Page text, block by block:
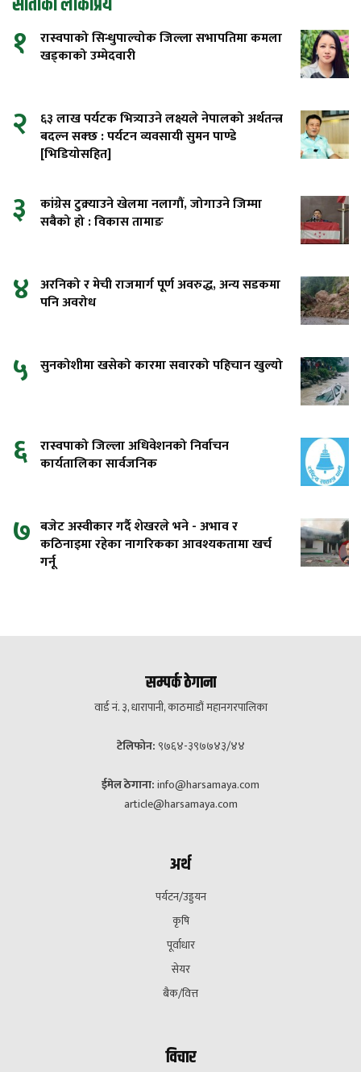
१
रास्वपाको सिन्धुपाल्चोक जिल्ला सभापतिमा कमला
खड्काको उम्मेदवारी
२
६३ लाख पर्यटक भित्र्याउने लक्ष्यले नेपालको अर्थतन्त्र
बदल्न सक्छ : पर्यटन व्यवसायी सुमन पाण्डे
[भिडियोसहित]
३
कांग्रेस टुक्र्याउने खेलमा नलागौं, जोगाउने जिम्मा
सबैको हो : विकास तामाङ
४ अरनिको र मेची राजमार्ग पूर्ण अवरुद्ध, अन्य सडकमा
पनि अवरोध
५ सुनकोशीमा खसेको कारमा सवारको पहिचान खुल्यो
६ रास्वपाको जिल्ला अधिवेशनको निर्वाचन
कार्यतालिका सार्वजनिक
७ बजेट अस्वीकार गर्दै शेखरले भने - अभाव र
कठिनाइमा रहेका नागरिकका आवश्यकतामा खर्च
गर्नू
सम्पर्क ठेगाना
वार्ड नं. ३, धारापानी, काठमाडौं महानगरपालिका
टेलिफोन: ९७६४-३९७७४३/४४
ईमेल ठेगाना:info@harsamaya.com
article@harsamaya.com
अर्थ
पर्यटन/उड्डयन
कृषि
पूर्वाधार
सेयर
बैक/वित्त
विचार